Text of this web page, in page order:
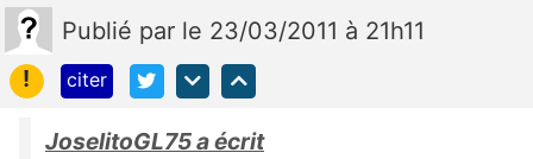
Publié par le 23/03/2011 à 21h11
!
citer
JoselitoGL75 a écrit